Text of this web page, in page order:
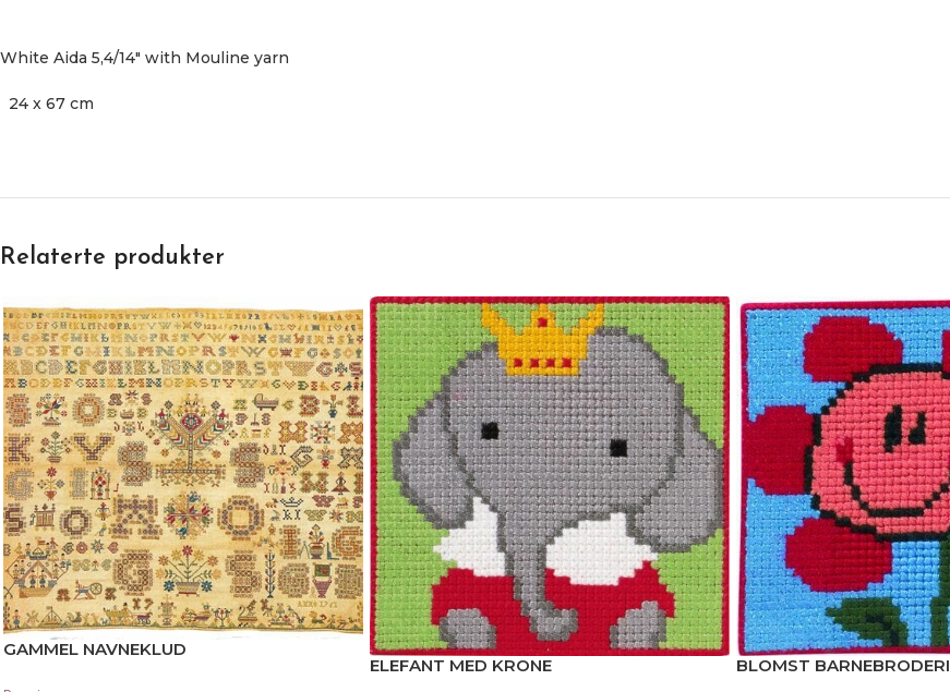
White Aida 5,4/14″ with Mouline yarn
24 x 67 cm
Relaterte produkter
GAMMEL NAVNEKLUD
ELEFANT MED KRONE BLOMST BARNEBRODERI